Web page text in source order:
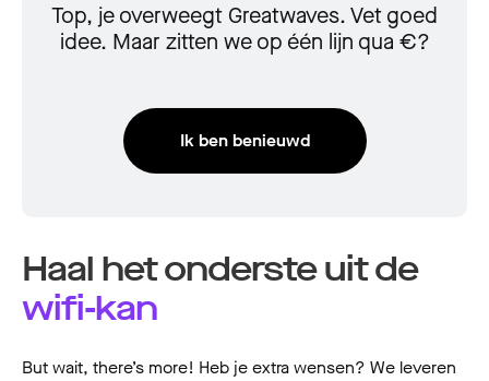
Top, je overweegt Greatwaves. Vet goed
idee. Maar zitten we op één lijn qua €?
Ik ben benieuwd
Haal het onderste uit de
wifi-kan
But wait, there’s more! Heb je extra wensen? We leveren